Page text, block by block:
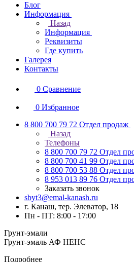
Блог
Информация
Назад
Информация
Реквизиты
Где купить
Галерея
Контакты
0 Сравнение
0 Избранное
8 800 700 79 72 Отдел продаж
Назад
Телефоны
8 800 700 79 72 Отдел
8 800 700 41 99 Отдел
8 800 700 53 88 Отдел
8 953 013 89 76 Отдел
Заказать звонок
sbyt3@emal-kanash.ru
г. Канаш, тер. Элеватор, 18
Пн - ПТ: 8:00 - 17:00
Грунт-эмали
Грунт-эмаль АФ НЕНС
Подробнее